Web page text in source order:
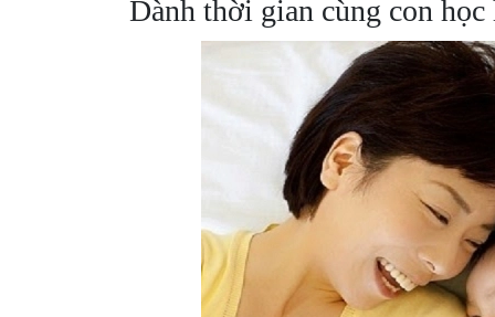
Dành thời gian cùng con học